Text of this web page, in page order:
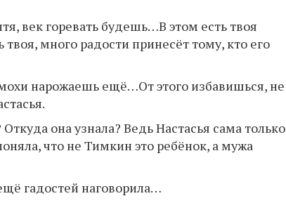
век горевать будешь…В этом есть твоя
твоя, много радости принесёт тому, кто его
нарожаешь ещё…От этого избавишься, не
она узнала? Ведь Настасья сама только
что не Тимкин это ребёнок, а мужа
гадостей наговорила…